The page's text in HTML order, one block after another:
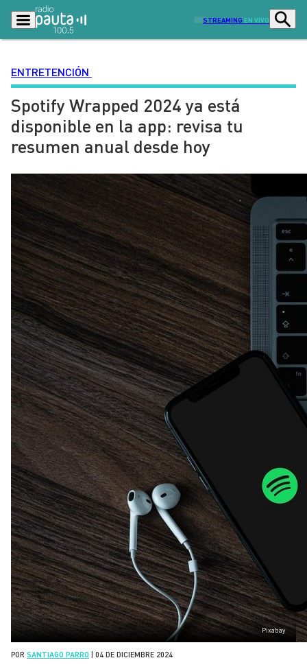
STREAMING EN VIVO
Podcasts
Lo Último
Ciudad
Sostenibilidad
Tendencias Deportes
Entretención y Cultura Opinión
Dato en Pauta Señal 2
Contenido Patrocinado
ENTRETENCIÓN
Spotify Wrapped 2024 ya está
disponible en la app: revisa tu
resumen anual desde hoy
Pixabay
POR SANTIAGO PARRO 04 DE DICIEMBRE 2024